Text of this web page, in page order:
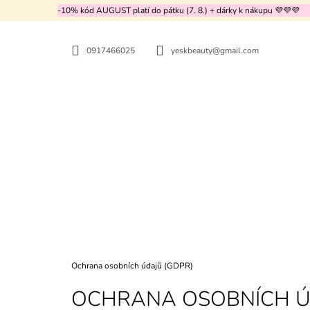
-10% kód AUGUST platí do pátku (7. 8.) + dárky k nákupu 💜💜💜
0917466025 yeskbeauty@gmail.com
Domů
Ochrana osobních údajů (GDPR)
OCHRANA OSOBNÍCH
O
CENTELLIAN24 - 360º SHOT PDRN